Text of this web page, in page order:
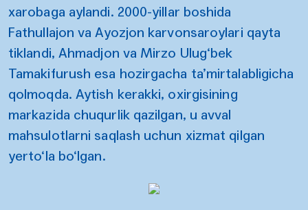
xarobaga aylandi. 2000-yillar boshida
Fathullajon va Ayozjon karvonsaroylari qayta
tiklandi, Ahmadjon va Mirzo Ulug‘bek
Tamakifurush esa hozirgacha ta’mirtalabligicha
qolmoqda. Aytish kerakki, oxirgisining
markazida chuqurlik qazilgan, u avval
mahsulotlarni saqlash uchun xizmat qilgan
yerto‘la bo‘lgan.